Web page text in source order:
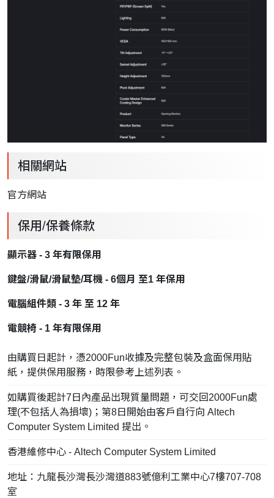
相關網站
官方網站
保用/保養條款
顯示器 - 3 年有限保用
鍵盤/滑鼠/滑鼠墊/耳機 - 6個月 至1 年保用
電腦組件類 - 3 年 至 12 年
電競椅 - 1 年有限保用
由購買日起計，憑2000Fun收據及完整包裝及盒面保用貼
紙，提供保用服務，時限參考上述列表。
如購買後起計7日內產品出現質量問題，可交回2000Fun處
理(不包括人為損壞)；第8日開始由客戶自行向 Altech
Computer System Limited 提出。
香港維修中心 - Altech Computer System Limited
地址：九龍長沙灣長沙灣道883號億利工業中心7樓707-708
室